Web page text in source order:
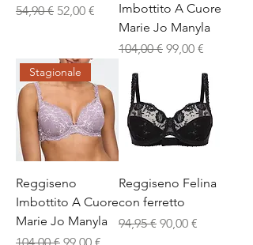
Prezzo regolare
54,90 € Prezzo scontato
52,00 €
Imbottito A Cuore
Marie Jo Manyla
Prezzo regolare
104,00 € Prezzo scontato
99,00 €
Stagionale
Reggiseno
Imbottito A Cuore
Marie Jo Manyla
Prezzo regolarePrezzo scontato
Reggiseno Felina
con ferretto
Prezzo regolare
94,95 € Prezzo scontato
90,00 €